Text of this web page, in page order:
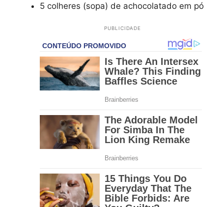
5 colheres (sopa) de achocolatado em pó
PUBLICIDADE